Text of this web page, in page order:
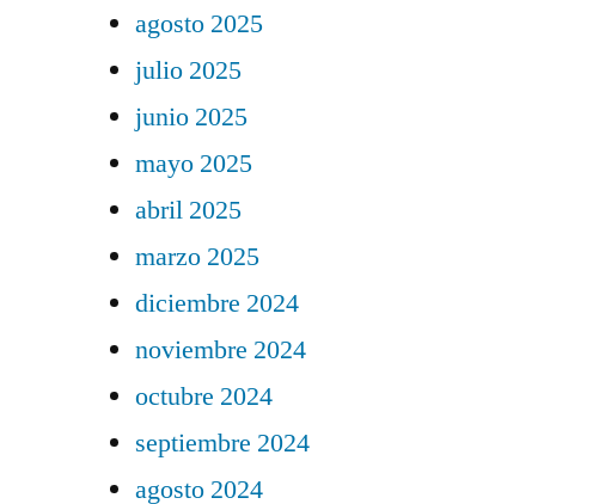
agosto 2025
julio 2025
junio 2025
mayo 2025
abril 2025
marzo 2025
diciembre 2024
noviembre 2024
octubre 2024
septiembre 2024
agosto 2024